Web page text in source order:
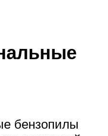
бензопилы